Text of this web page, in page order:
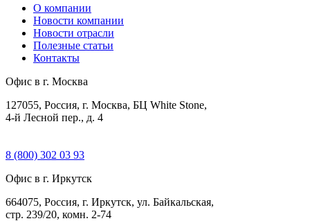
О компании
Новости компании
Новости отрасли
Полезные статьи
Контакты
Офис в г. Москва
127055, Россия, г. Москва, БЦ White Stone,
4-й Лесной пер., д. 4
8 (800) 302 03 93
Офис в г. Иркутск
664075, Россия, г. Иркутск, ул. Байкальская,
стр. 239/20, комн. 2-74